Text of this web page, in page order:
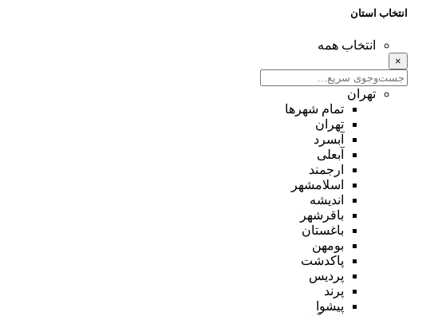
انتخاب استان
انتخاب همه
×
تهران
تمام شهر‌ها
تهران
آبسرد
آبعلی
ارجمند
اسلامشهر
اندیشه
باقرشهر
باغستان
بومهن
پاکدشت
پردیس
پرند
پیشوا